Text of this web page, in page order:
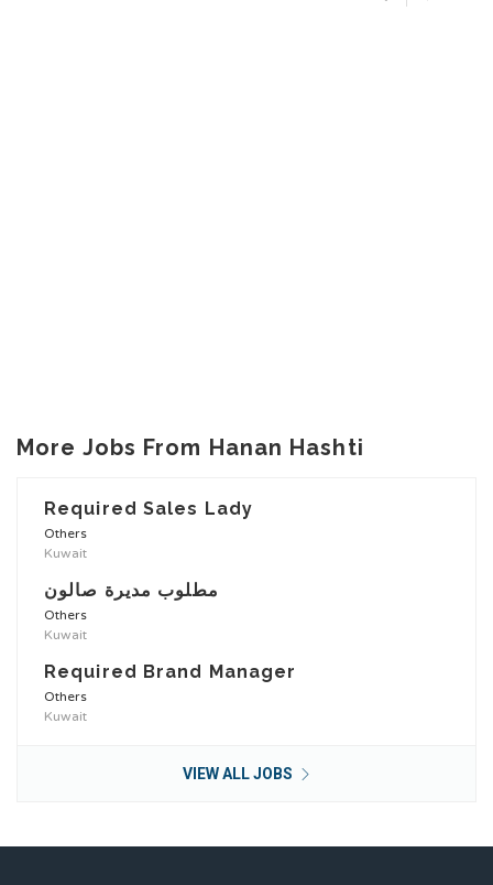
More Jobs From Hanan Hashti
Required Sales Lady
Others
Kuwait
Others
Kuwait
Required Brand Manager
Others
Kuwait
VIEW ALL JOBS